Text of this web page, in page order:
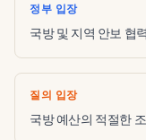
정부 입장
국방 및 지역 안보 협
질의 입장
국방 예산의 적절한